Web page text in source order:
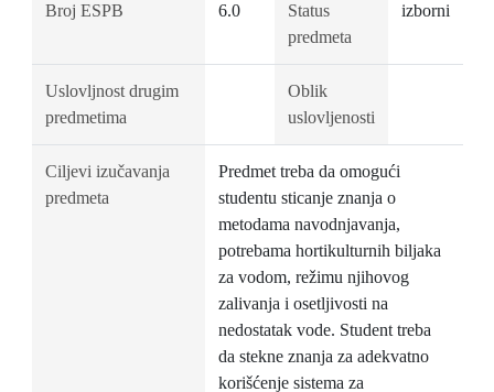
Broj ESPB 6.0
Status
predmeta
izborni
Uslovljnost drugim
predmetima
Oblik
uslovljenosti
Ciljevi izučavanja
predmeta
Predmet treba da omogući
studentu sticanje znanja o
metodama navodnjavanja,
potrebama hortikulturnih biljaka
za vodom, režimu njihovog
zalivanja i osetljivosti na
nedostatak vode. Student treba
da stekne znanja za adekvatno
korišćenje sistema za